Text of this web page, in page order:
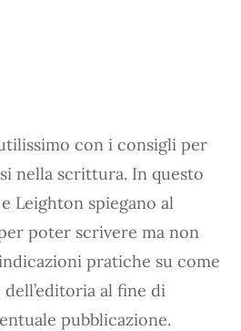
con i consigli per
nella scrittura. In questo
Leighton spiegano al
poter scrivere ma non
pratiche su come
al fine di
pubblicazione.